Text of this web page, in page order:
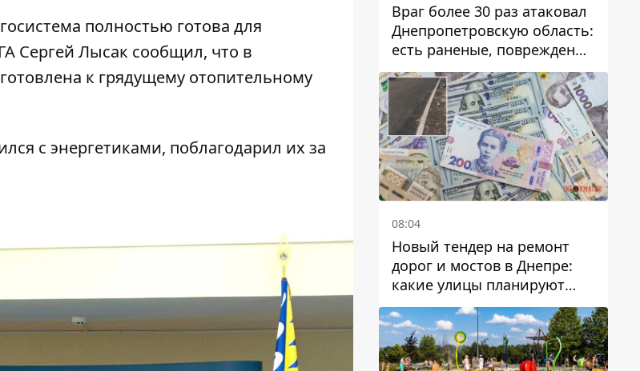
полностью готова для
Сергей Лысак сообщил, что в
​​к грядущему отопительному
с энергетиками, поблагодарил их за
Враг более 30 раз атаковал
Днепропетровскую область:
есть раненые, повреждены
лицей, дома и предприятия
08:04
Новый тендер на ремонт
дорог и мостов в Днепре:
какие улицы планируют
обновить и сколько
десятков миллионов гривен
на это хотят потратить